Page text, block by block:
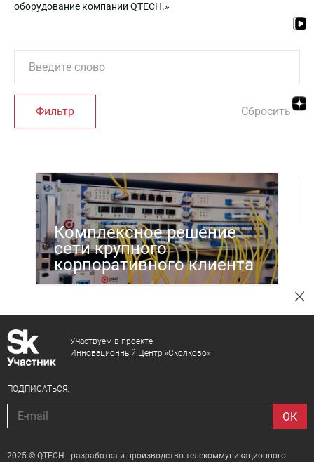
оборудование компании QTECH.»
Комплексное решение
сети крупного
корпоративного клиента
Участвуем в проекте
Инновационный Центр «Сколково»
ПОДПИСАТЬСЯ:
2025 © QTECH - разработка и производство телекоммуникационного